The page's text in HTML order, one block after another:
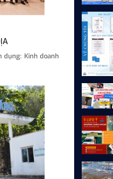
dụng: Kinh doanh